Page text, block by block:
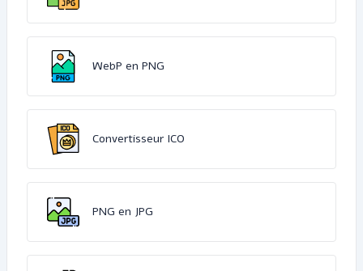
WebP en PNG
Convertisseur ICO
PNG en JPG